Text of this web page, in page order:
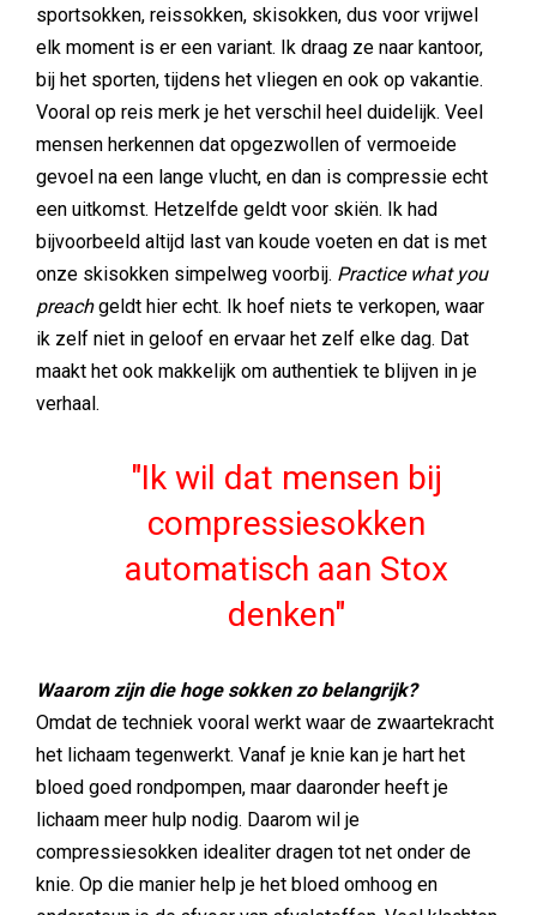
sportsokken, reissokken, skisokken, dus voor vrijwel
elk moment is er een variant. Ik draag ze naar kantoor,
bij het sporten, tijdens het vliegen en ook op vakantie.
Vooral op reis merk je het verschil heel duidelijk. Veel
mensen herkennen dat opgezwollen of vermoeide
gevoel na een lange vlucht, en dan is compressie echt
een uitkomst. Hetzelfde geldt voor skiën. Ik had
bijvoorbeeld altijd last van koude voeten en dat is met
onze skisokken simpelweg voorbij. Practice what you
preachgeldt hier echt. Ik hoef niets te verkopen, waar
ik zelf niet in geloof en ervaar het zelf elke dag. Dat
maakt het ook makkelijk om authentiek te blijven in je
verhaal.
Ik wil dat mensen bij
compressiesokken
automatisch aan Stox
denken
Waarom zijn die hoge sokken zo belangrijk?
Omdat de techniek vooral werkt waar de zwaartekracht
het lichaam tegenwerkt. Vanaf je knie kan je hart het
bloed goed rondpompen, maar daaronder heeft je
lichaam meer hulp nodig. Daarom wil je
compressiesokken idealiter dragen tot net onder de
knie. Op die manier help je het bloed omhoog en